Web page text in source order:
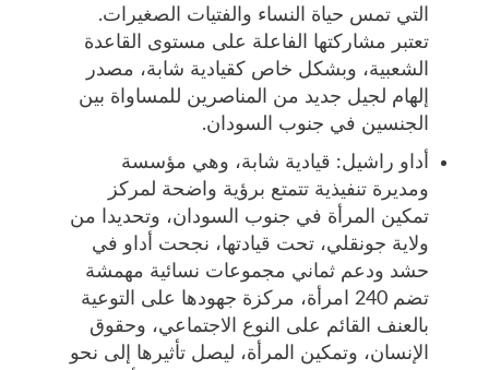
التي تمس حياة النساء والفتيات الصغيرات.
تعتبر مشاركتها الفاعلة على مستوى القاعدة
الشعبية، وبشكل خاص كقيادية شابة، مصدر
إلهام لجيل جديد من المناصرين للمساواة بين
الجنسين في جنوب السودان.
أداو راشيل: قيادية شابة، وهي مؤسسة
ومديرة تنفيذية تتمتع برؤية واضحة لمركز
تمكين المرأة في جنوب السودان، وتحديدا من
ولاية جونقلي، تحت قيادتها، نجحت أداو في
حشد ودعم ثماني مجموعات نسائية مهمشة
تضم 240 امرأة، مركزة جهودها على التوعية
بالعنف القائم على النوع الاجتماعي، وحقوق
الإنسان، وتمكين المرأة، ليصل تأثيرها إلى نحو